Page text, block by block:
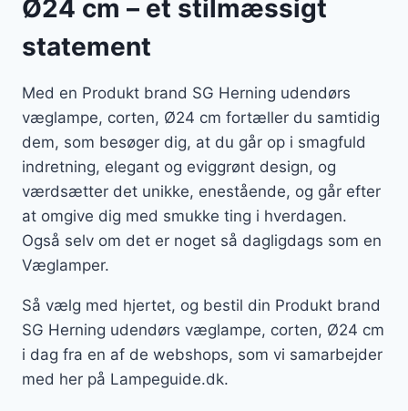
Ø24 cm – et stilmæssigt
statement
Med en Produkt brand SG Herning udendørs
væglampe, corten, Ø24 cm fortæller du samtidig
dem, som besøger dig, at du går op i smagfuld
indretning, elegant og eviggrønt design, og
værdsætter det unikke, enestående, og går efter
at omgive dig med smukke ting i hverdagen.
Også selv om det er noget så dagligdags som en
Væglamper.
Så vælg med hjertet, og bestil din Produkt brand
SG Herning udendørs væglampe, corten, Ø24 cm
i dag fra en af de webshops, som vi samarbejder
med her på Lampeguide.dk.